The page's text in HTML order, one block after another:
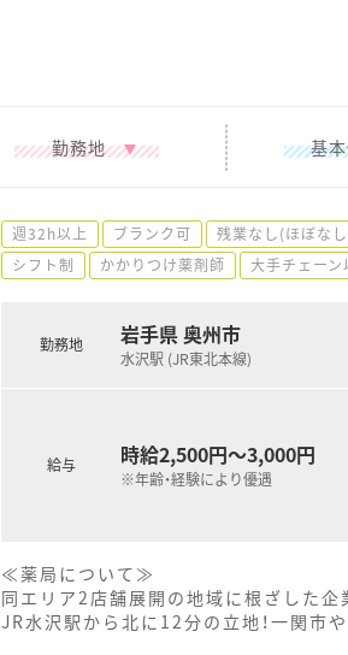
勤務地 基
週32h以上 ブランク可 残業なし(ほぼな
シフト制
かかりつけ薬剤師 大手チェーン
勤務地 岩手県 奥州市
水沢駅 (JR東北本線)
給与 時給2,500円～3,000円
※年齢・経験により優遇
≪薬局について≫
同エリア2店舗展開の地域に根ざした企
JR水沢駅から北に12分の立地！一関市